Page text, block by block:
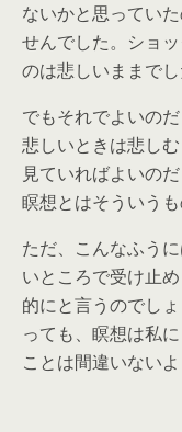
ないかと思ってい
せんでした。ショ
のは悲しいままでし
でもそれでよいのだ
悲しいときは悲し
見ていればよいのだ
瞑想とはそういうも
ただ、こんなふう
いところで受け止
的にと言うのでし
っても、瞑想は私
ことは間違いないよ